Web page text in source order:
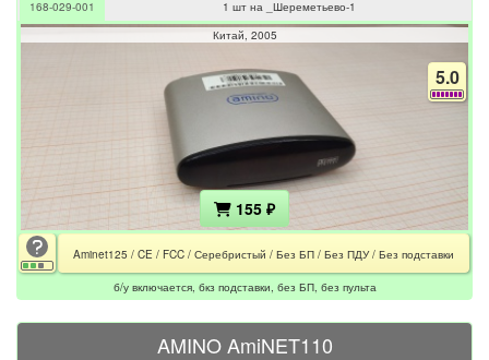
Осциллограф
Электроника
Тиристоры и Триаки
Спорт и отдых
Осветительные приборы
Осветительные приборы
Светодиодные прожекторы
Светильники люминесцентные
Акустические системы
Акустические системы
Звуковая колонка
Усилитель УНЧ
Для дома и дачи
Для дома и дачи
Садовая техника
Ремонт и строительство
168-029-001
1 шт на _Шереметьево-1
Китай 2005
5.0
155 ₽
Aminet125 / CE / FCC / Серебристый / Без БП / Без ПДУ / Без подставки
б/у включается, бкз подставки, без БП, без пульта
AMINO AmiNET110